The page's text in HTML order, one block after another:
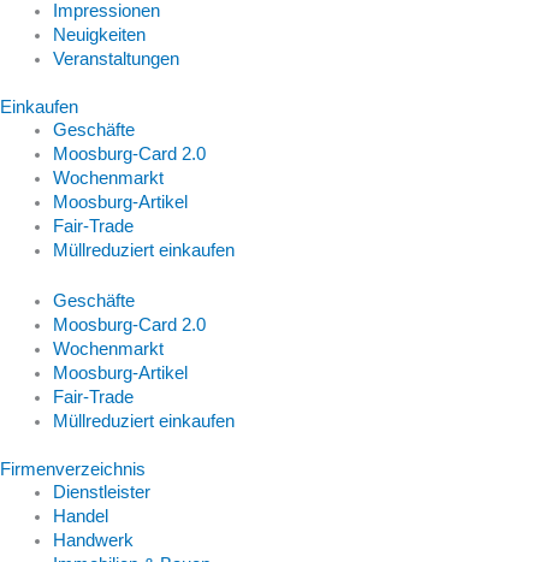
Impressionen
Neuigkeiten
Veranstaltungen
Einkaufen
Geschäfte
Moosburg-Card 2.0
Wochenmarkt
Moosburg-Artikel
Fair-Trade
Müllreduziert einkaufen
Geschäfte
Moosburg-Card 2.0
Wochenmarkt
Moosburg-Artikel
Fair-Trade
Müllreduziert einkaufen
Firmenverzeichnis
Dienstleister
Handel
Handwerk